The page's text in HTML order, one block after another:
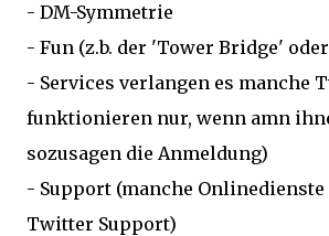
- DM-Symmetrie
- Fun (z.b. der 'Tower Bridge'
- Services verlangen es manche
funktionieren nur, wenn amn
sozusagen die Anmeldung)
- Support (manche
Twitter Support)